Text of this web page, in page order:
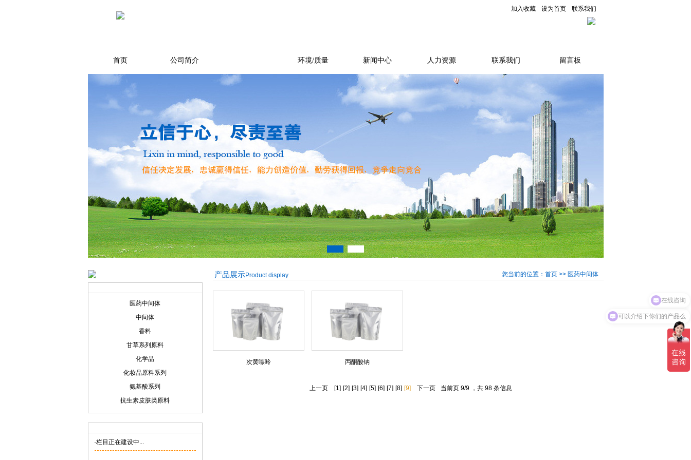
加入收藏 设为首页 联系我们
首页 公司简介 环境/质量 新闻中心 人力资源 联系我们 留言板
医药中间体
中间体
香料
甘草系列原料
化学品
化妆品原料系列
氨基酸系列
抗生素皮肤类原料
·栏目正在建设中...
您当前的位置：首页 >> 医药中间体
产品展示Product display
次黄嘌呤 丙酮酸钠
上一页 [1] [2] [3] [4] [5] [6] [7] [8] [9] 下一页 当前页 9/9 ，共 98 条信息
可以介绍下你们的产品么